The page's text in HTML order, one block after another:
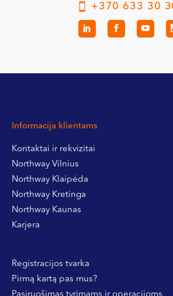
+370 633 30
Informacija klientams
Kontaktai ir rekvizitai
Northway Vilnius
Northway Klaipėda
Northway Kretinga
Northway Kaunas
Karjera
Registracijos tvarka
Pirmą kartą pas mus?